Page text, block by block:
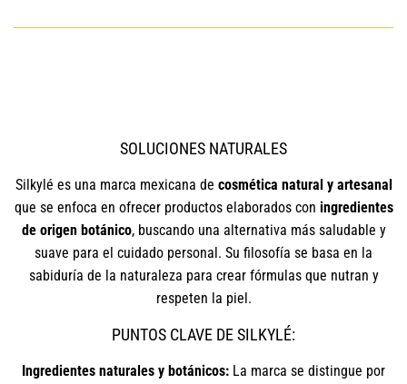
SOLUCIONES NATURALES
Silkylé es una marca mexicana de cosmética natural y artesanal
que se enfoca en ofrecer productos elaborados con ingredientes
de origen botánico, buscando una alternativa más saludable y
suave para el cuidado personal. Su filosofía se basa en la
sabiduría de la naturaleza para crear fórmulas que nutran y
respeten la piel.
PUNTOS CLAVE DE SILKYLÉ:
Ingredientes naturales y botánicos: La marca se distingue por